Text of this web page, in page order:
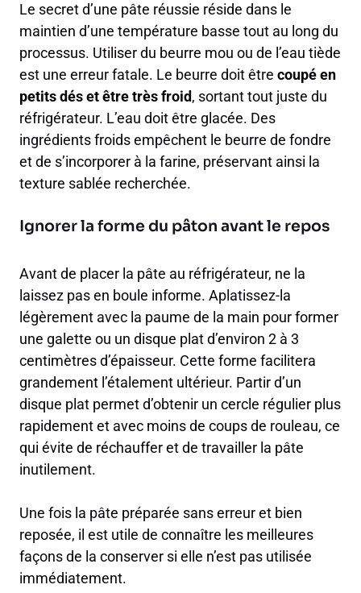
Le secret d’une pâte réussie réside dans le
maintien d’une température basse tout au long du
processus. Utiliser du beurre mou ou de l’eau tiède
est une erreur fatale. Le beurre doit être coupé en
petits dés et être très froid, sortant tout juste du
réfrigérateur. L’eau doit être glacée. Des
ingrédients froids empêchent le beurre de fondre
et de s’incorporer à la farine, préservant ainsi la
texture sablée recherchée.
Ignorer la forme du pâton avant le repos
Avant de placer la pâte au réfrigérateur, ne la
laissez pas en boule informe. Aplatissez-la
légèrement avec la paume de la main pour former
une galette ou un disque plat d’environ 2 à 3
centimètres d’épaisseur. Cette forme facilitera
grandement l’étalement ultérieur. Partir d’un
disque plat permet d’obtenir un cercle régulier plus
rapidement et avec moins de coups de rouleau, ce
qui évite de réchauffer et de travailler la pâte
inutilement.
Une fois la pâte préparée sans erreur et bien
reposée, il est utile de connaître les meilleures
façons de la conserver si elle n’est pas utilisée
immédiatement.